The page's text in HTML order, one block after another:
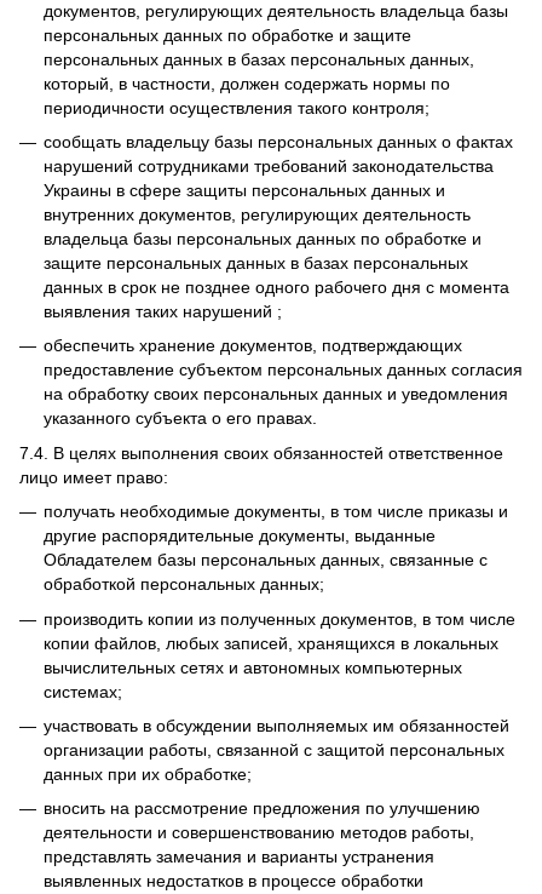
документов, регулирующих деятельность владельца базы
персональных данных по обработке и защите
персональных данных в базах персональных данных,
который, в частности, должен содержать нормы по
периодичности осуществления такого контроля;
сообщать владельцу базы персональных данных о фактах
нарушений сотрудниками требований законодательства
Украины в сфере защиты персональных данных и
внутренних документов, регулирующих деятельность
владельца базы персональных данных по обработке и
защите персональных данных в базах персональных
данных в срок не позднее одного рабочего дня с момента
выявления таких нарушений ;
обеспечить хранение документов, подтверждающих
предоставление субъектом персональных данных согласия
на обработку своих персональных данных и уведомления
указанного субъекта о его правах.
7.4. В целях выполнения своих обязанностей ответственное
лицо имеет право:
получать необходимые документы, в том числе приказы и
другие распорядительные документы, выданные
Обладателем базы персональных данных, связанные с
обработкой персональных данных;
производить копии из полученных документов, в том числе
копии файлов, любых записей, хранящихся в локальных
вычислительных сетях и автономных компьютерных
системах;
участвовать в обсуждении выполняемых им обязанностей
организации работы, связанной с защитой персональных
данных при их обработке;
вносить на рассмотрение предложения по улучшению
деятельности и совершенствованию методов работы,
представлять замечания и варианты устранения
выявленных недостатков в процессе обработки